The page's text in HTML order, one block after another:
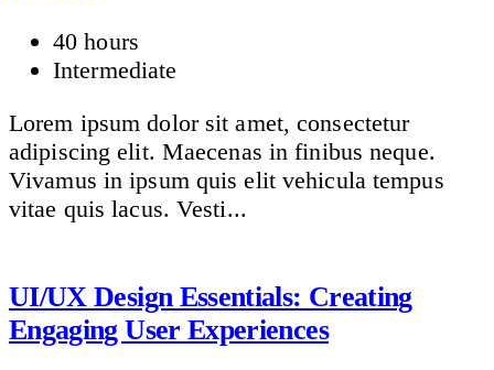
40 hours
Intermediate
Lorem ipsum dolor sit amet, consectetur
adipiscing elit. Maecenas in finibus neque.
Vivamus in ipsum quis elit vehicula tempus
vitae quis lacus. Vesti...
UI/UX Design Essentials: Creating
Engaging User Experiences